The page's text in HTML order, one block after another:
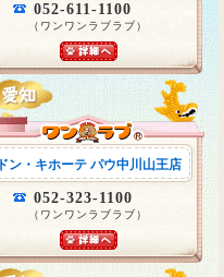
052-611-1100
（ワンワンラブラブ）
ドン・キホーテ パウ中川山王店
052-323-1100
（ワンワンラブラブ）